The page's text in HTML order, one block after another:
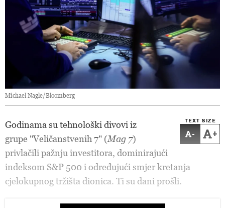
Michael Nagle/Bloomberg
TEXT SIZE
- +
Godinama su tehnološki divovi iz
grupe "Veličanstvenih 7" (Mag 7)
privlačili pažnju investitora, dominirajući
indeksom S&P 500 i određujući smjer kretanja
cjelokupnog tržišta dionica. Ti su dani prošli.